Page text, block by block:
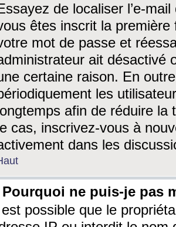
de localiser l’e-
êtes inscrit la première
mot de passe et
ait désactivé
certaine raison. En
les
afin de réduire la
cas, inscrivez-vous à
dans les
Pourquoi ne puis-je pas
possible que le